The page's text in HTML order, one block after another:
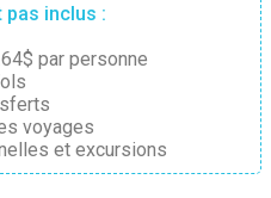
pas inclus :
par personne
voyages
et excursions